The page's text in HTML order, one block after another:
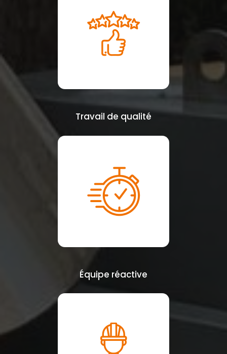
Travail de qualité
Équipe réactive